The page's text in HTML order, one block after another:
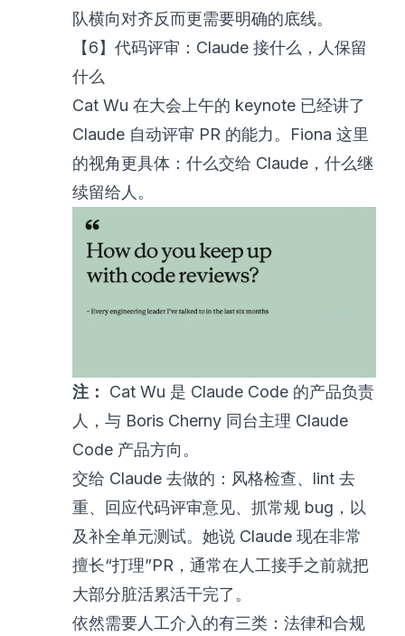
队横向对齐反而更需要明确的底线。
【6】代码评审：Claude 接什么，人保留
什么
Cat Wu 在大会上午的 keynote 已经讲了
Claude 自动评审 PR 的能力。Fiona 这里
的视角更具体：什么交给 Claude，什么继
续留给人。
注：
Cat Wu 是 Claude Code 的产品负责
人，与 Boris Cherny 同台主理 Claude
Code 产品方向。
交给 Claude 去做的：风格检查、lint 去
重、回应代码评审意见、抓常规 bug，以
及补全单元测试。她说 Claude 现在非常
擅长“打理”PR，通常在人工接手之前就把
大部分脏活累活干完了。
依然需要人工介入的有三类：法律和合规